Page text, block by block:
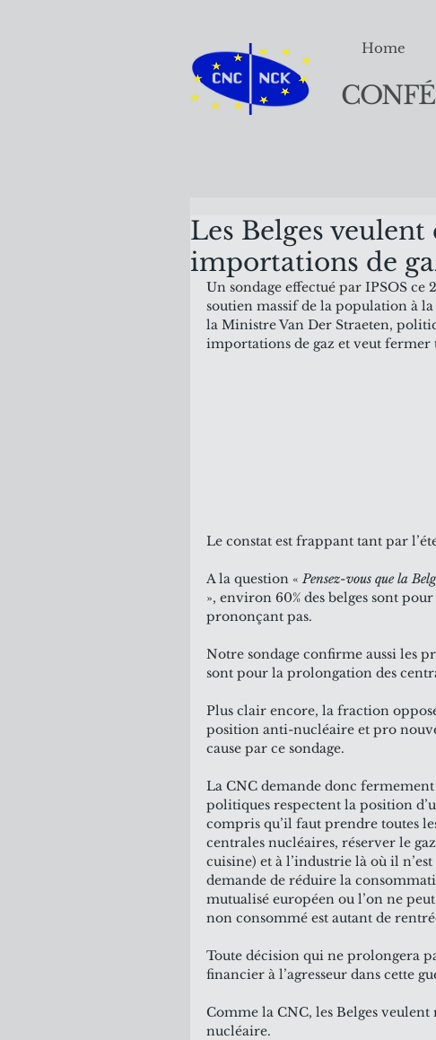
Home
Les Belges
importations de
Un sondage effectué par IPSOS
soutien massif de la population à
la Ministre Van Der Straeten,
importations de gaz et veut fermer
Le constat est frappant tant par
A la question « Pensez-vous que la
», environ 60% des belges sont
prononçant pas.
Notre sondage confirme aussi les
sont pour la prolongation des
Plus clair encore, la fraction
position anti-nucléaire et pro
cause par ce sondage.
La CNC demande donc
politiques respectent la position
compris qu’il faut prendre toutes
centrales nucléaires, réserver le
cuisine) et à l’industrie là où il
demande de réduire la
mutualisé européen ou l’on ne
non consommé est autant de
Toute décision qui ne prolongera
financier à l’agresseur dans cette
Comme la CNC, les Belges
nucléaire.